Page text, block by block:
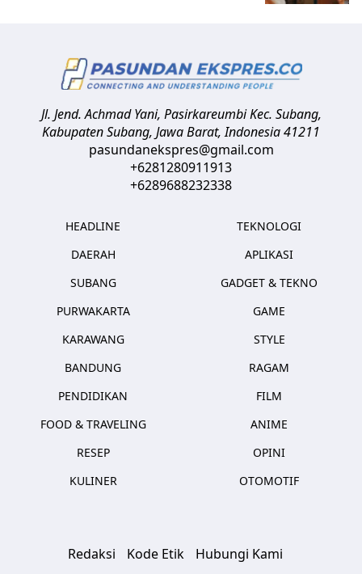
Jl. Jend. Achmad Yani, Pasirkareumbi Kec. Subang,
Kabupaten Subang, Jawa Barat,Indonesia41211
pasundanekspres@gmail.com
+6281280911913
+6289688232338
HEADLINE
DAERAH
SUBANG
PURWAKARTA
KARAWANG
BANDUNG
PENDIDIKAN
FOOD & TRAVELING
RESEP
KULINER
TEKNOLOGI
APLIKASI
GADGET & TEKNO
GAME
STYLE
RAGAM
FILM
ANIME
OPINI
OTOMOTIF
Redaksi Kode Etik
Hubungi Kami